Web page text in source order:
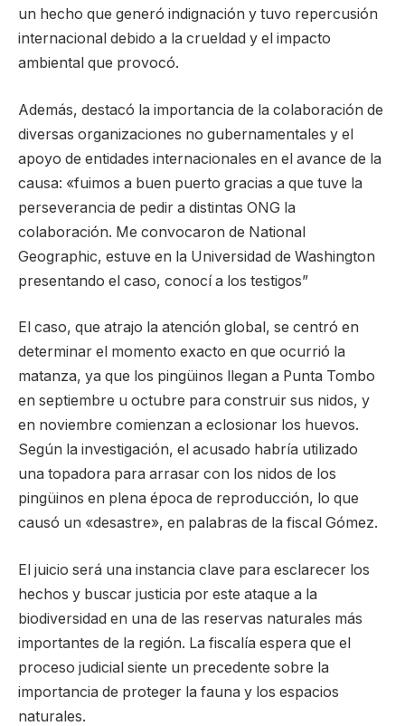
un hecho que generó indignación y tuvo repercusión
internacional debido a la crueldad y el impacto
ambiental que provocó.
Además, destacó la importancia de la colaboración de
diversas organizaciones no gubernamentales y el
apoyo de entidades internacionales en el avance de la
causa: «fuimos a buen puerto gracias a que tuve la
perseverancia de pedir a distintas ONG la
colaboración. Me convocaron de National
Geographic, estuve en la Universidad de Washington
presentando el caso, conocí a los testigos”
El caso, que atrajo la atención global, se centró en
determinar el momento exacto en que ocurrió la
matanza, ya que los pingüinos llegan a Punta Tombo
en septiembre u octubre para construir sus nidos, y
en noviembre comienzan a eclosionar los huevos.
Según la investigación, el acusado habría utilizado
una topadora para arrasar con los nidos de los
pingüinos en plena época de reproducción, lo que
causó un «desastre», en palabras de la fiscal Gómez.
El juicio será una instancia clave para esclarecer los
hechos y buscar justicia por este ataque a la
biodiversidad en una de las reservas naturales más
importantes de la región. La fiscalía espera que el
proceso judicial siente un precedente sobre la
importancia de proteger la fauna y los espacios
naturales.